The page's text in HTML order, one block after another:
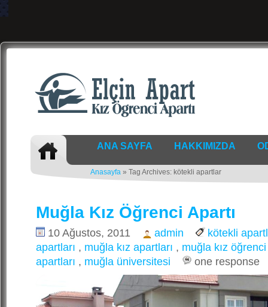
ANA SAYFA HAKKIMIZDA
Anasayfa » Tag Archives: kötekli apartlar
Muğla Kız Öğrenci Apartı
10 Ağustos, 2011 admin
kötekli
apartları , muğla kız apartları , muğla kız
apartları , muğla üniversitesi one response